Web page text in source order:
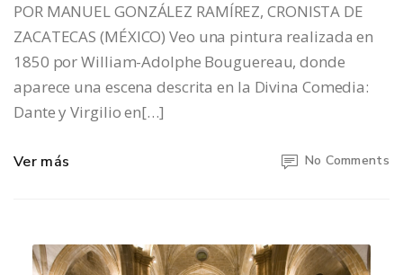
POR MANUEL GONZÁLEZ RAMÍREZ, CRONISTA DE
ZACATECAS (MÉXICO) Veo una pintura realizada en
1850 por William-Adolphe Bouguereau, donde
aparece una escena descrita en la Divina Comedia:
Dante y Virgilio en[…]
Ver más No Comments